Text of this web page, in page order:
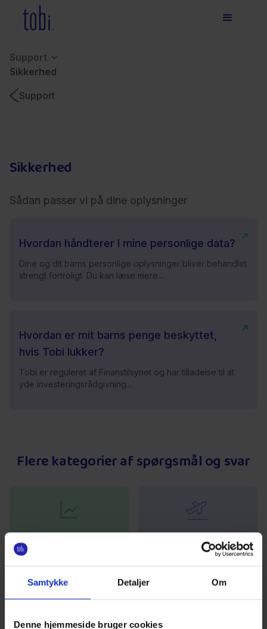
Samtykke Detaljer Om
Denne hjemmeside bruger cookies
Support
Sikkerhed
Support
Sikkerhed
Sådan passer vi på dine oplysninger
Hvordan håndterer I mine personlige data?
Dine og dit barns personlige oplysninger bliver behandlet
strengt fortroligt. Du kan læse mere...
Hvordan er mit barns penge beskyttet,
hvis Tobi lukker?
Tobi er reguleret af Finanstilsynet og har tilladelse til at
yde investeringsrådgivning...
Flere kategorier af spørgsmål og svar
Kom i gang
Overfør penge